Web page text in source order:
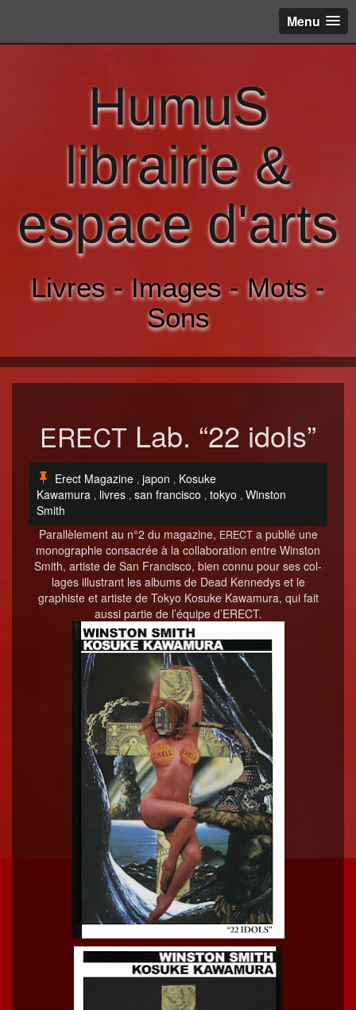
Menu
HumuS
librairie &
espace d'arts
Livres - Images - Mots -
Sons
ERECT Lab. “22 idols”
Erect Magazine , japon , Kosuke
Kawamura , livres , san francisco , tokyo , Winston
Smith
Par­al­lèle­ment au n°2 du mag­a­zine, ERECTa pub­lié une
mono­gra­phie con­sacrée à la col­lab­o­ra­tion entre Win­ston
Smith, artiste de San Fran­cis­co, bien con­nu pour ses col­
lages illus­trant les albums de Dead Kennedys et le
graphiste et artiste de Tokyo Kosuke Kawa­mu­ra, qui fait
aus­si par­tie de l’équipe d’ERECT.